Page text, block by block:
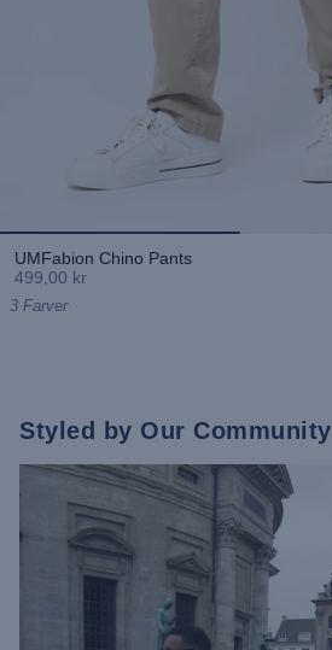
UMFabion Chino Pants
499,00 kr
3 Farver
Styled by Our Community